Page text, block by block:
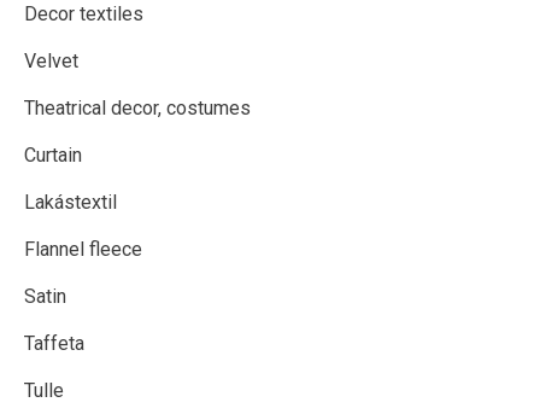
Decor textiles
Velvet
Theatrical decor, costumes
Curtain
Lakástextil
Flannel fleece
Satin
Taffeta
Tulle